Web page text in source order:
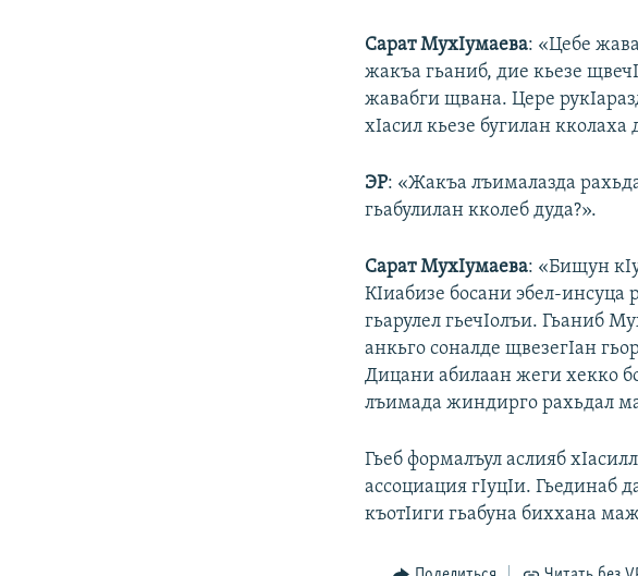
Сарат МухIумаева: «Цебе
жакъа гьаниб, дие кьезе
жавабги щвана. Цере
хIасил кьезе бугилан кколаха
ЭР: «Жакъа лъималазда
гьабулилан кколеб дуда?».
Сарат МухIумаева: «Бищун
КIиабизе босани эбел-инсуца
гьарулел гьечIолъи. Гьаниб
анкьго соналде щвезегIан
Дицани абилаан жеги хекко
лъимада жиндирго рахьдал
Гьеб формалъул аслияб
ассоциация гIуцIи. Гьединаб
къотIиги гьабуна биххана